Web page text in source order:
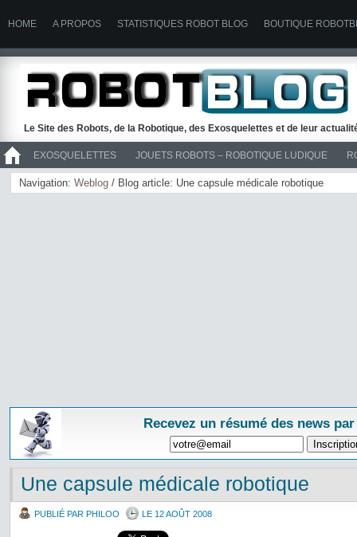
HOME A PROPOS STATISTIQUES ROBOT BLOG BOUTIQUE
Le Site des Robots, de la Robotique, des Exosquelettes et de leur
EXOSQUELETTES JOUETS ROBOTS – ROBOTIQUE LUDIQUE
>> ROBOTS
Navigation: Weblog / Blog article: Une capsule médicale robotique
Recevez un résumé des news
Une capsule médicale robotique
PUBLIÉ PAR PHILOO LE 12 AOÛT 2008